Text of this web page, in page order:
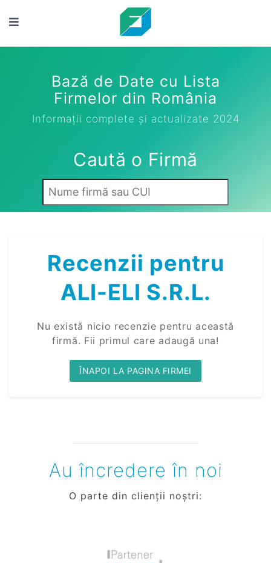
Bază de Date cu Lista
Firmelor din România
Informații complete și actualizate 2024
Caută o Firmă
Recenzii pentru
ALI-ELI S.R.L.
Nu există nicio recenzie pentru această
firmă. Fii primul care adaugă una!
ÎNAPOI LA PAGINA FIRMEI
Au încredere în noi
O parte din clienții noștri: